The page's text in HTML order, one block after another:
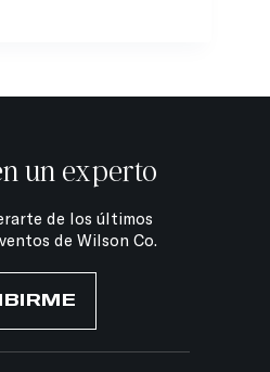
un experto
de los últimos
de Wilson Co.